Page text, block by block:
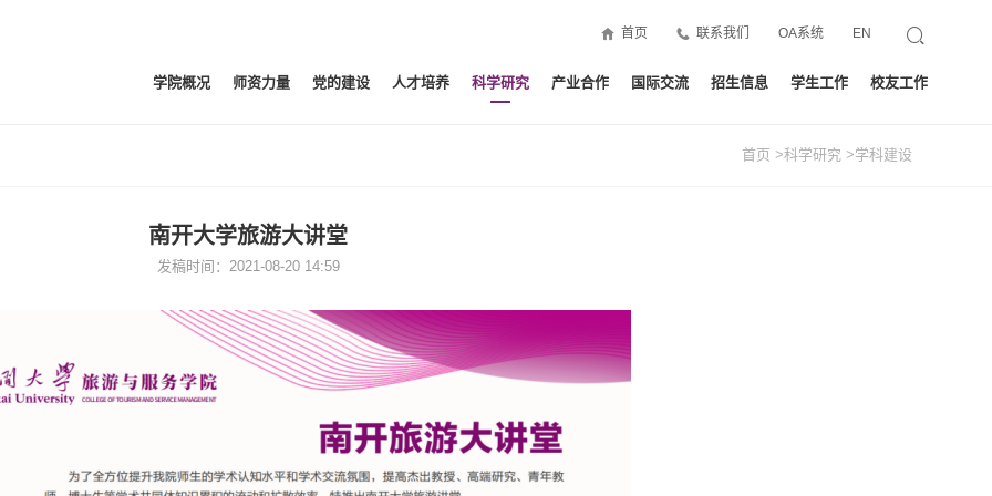
首页 联系我们 OA系统 EN
学院概况 师资力量 党的建设 人才培养 科学研究 产业合作 国际交流 招生信息 学生工作 校友工作
首页 >科学研究 >学科建设
南开大学旅游大讲堂
发稿时间：2021-08-20 14:59